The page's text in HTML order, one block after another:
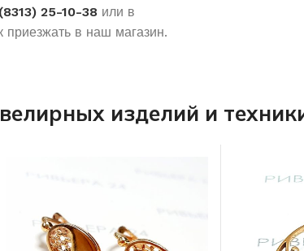
25-10-38 или в
приезжать в наш магазин.
изделий и